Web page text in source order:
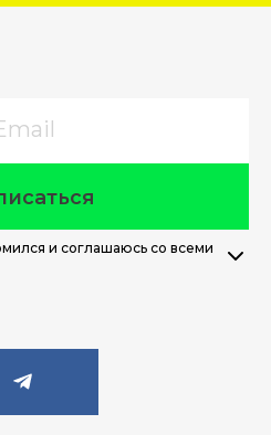
и соглашаюсь со всеми